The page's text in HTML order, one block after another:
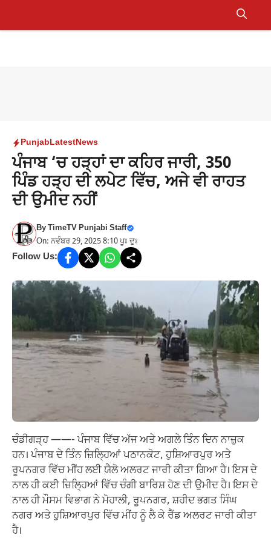
Menu
PunjabLatestNews
ਪੰਜਾਬ ‘ਚ ਹੜ੍ਹਾਂ ਦਾ ਕਹਿਰ ਜਾਰੀ, 350
ਪਿੰਡ ਹੜ੍ਹ ਦੀ ਲਪੇਟ ਵਿੱਚ, ਅਜੇ ਵੀ ਰਾਹਤ
ਦੀ ਉਮੀਦ ਨਹੀਂ
ByTimeTV Punjabi Staff
On: ਨਵੰਬਰ 29, 2025 8:10 ਪੂਃ ਦੁਃ
Follow Us:
ਚੰਡੀਗੜ੍ਹ ——- ਪੰਜਾਬ ਵਿੱਚ ਅੱਜ ਅਤੇ ਅਗਲੇ ਤਿੰਨ ਦਿਨ ਨਾਜ਼ੁਕ
ਹਨ। ਪੰਜਾਬ ਦੇ ਤਿੰਨ ਜ਼ਿਲ੍ਹਿਆਂ ਪਠਾਨਕੋਟ, ਹੁਸ਼ਿਆਰਪੁਰ ਅਤੇ
ਰੂਪਨਗਰ ਵਿੱਚ ਮੀਂਹ ਲਈ ਯੈਲੋ ਅਲਰਟ ਜਾਰੀ ਕੀਤਾ ਗਿਆ ਹੈ। ਇਸ ਦੇ
ਨਾਲ ਹੀ ਕਈ ਜ਼ਿਲ੍ਹਿਆਂ ਵਿੱਚ ਚੰਗੀ ਬਾਰਿਸ਼ ਹੋਣ ਦੀ ਉਮੀਦ ਹੈ। ਇਸ ਦੇ
ਨਾਲ ਹੀ ਮੌਸਮ ਵਿਭਾਗ ਨੇ ਮੋਹਾਲੀ, ਰੂਪਨਗਰ, ਸ਼ਹੀਦ ਭਗਤ ਸਿੰਘ
ਨਗਰ ਅਤੇ ਹੁਸ਼ਿਆਰਪੁਰ ਵਿੱਚ ਮੀਂਹ ਨੂੰ ਲੈ ਕੇ ਰੈੱਡ ਅਲਰਟ ਜਾਰੀ ਕੀਤਾ
ਹੈ।